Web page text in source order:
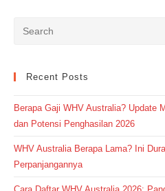
Recent Posts
Berapa Gaji WHV Australia? Update
dan Potensi Penghasilan 2026
WHV Australia Berapa Lama? Ini
Perpanjangannya